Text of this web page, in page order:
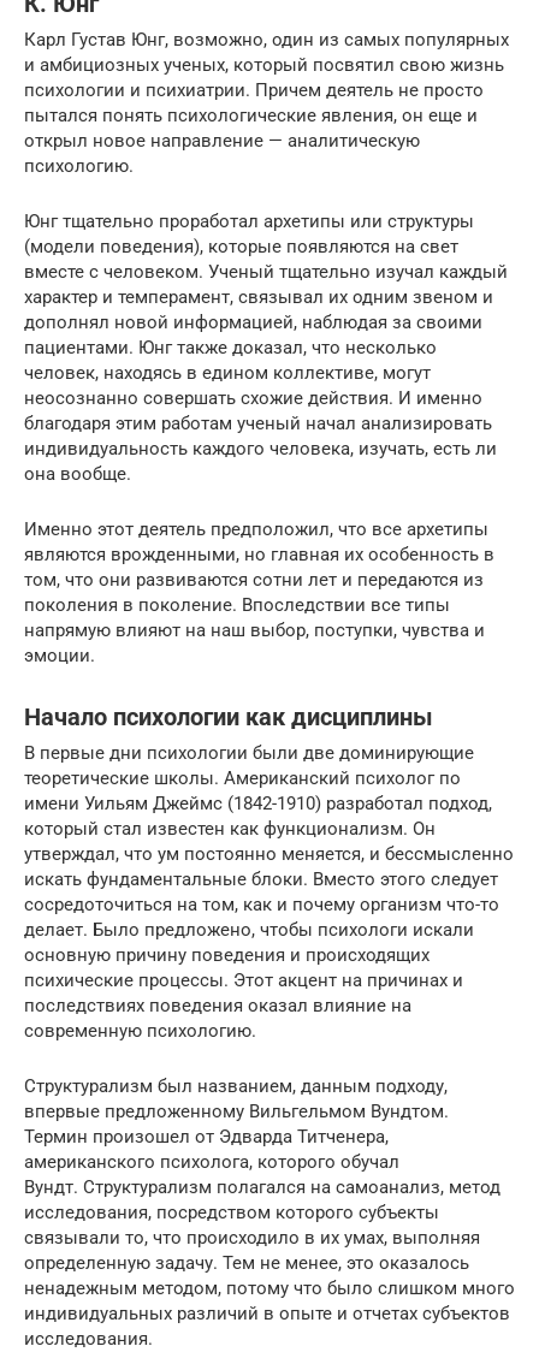
Карл Густав Юнг, возможно, один из самых популярных
и амбициозных ученых, который посвятил свою жизнь
психологии и психиатрии. Причем деятель не просто
пытался понять психологические явления, он еще и
открыл новое направление — аналитическую
психологию.
Юнг тщательно проработал архетипы или структуры
(модели поведения), которые появляются на свет
вместе с человеком. Ученый тщательно изучал каждый
характер и темперамент, связывал их одним звеном и
дополнял новой информацией, наблюдая за своими
пациентами. Юнг также доказал, что несколько
человек, находясь в едином коллективе, могут
неосознанно совершать схожие действия. И именно
благодаря этим работам ученый начал анализировать
индивидуальность каждого человека, изучать, есть ли
она вообще.
Именно этот деятель предположил, что все архетипы
являются врожденными, но главная их особенность в
том, что они развиваются сотни лет и передаются из
поколения в поколение. Впоследствии все типы
напрямую влияют на наш выбор, поступки, чувства и
эмоции.
Начало психологии как дисциплины
В первые дни психологии были две доминирующие
теоретические школы. Американский психолог по
имени Уильям Джеймс (1842-1910) разработал подход,
который стал известен как функционализм. Он
утверждал, что ум постоянно меняется, и бессмысленно
искать фундаментальные блоки. Вместо этого следует
сосредоточиться на том, как и почему организм что-то
делает. Было предложено, чтобы психологи искали
основную причину поведения и происходящих
психические процессы. Этот акцент на причинах и
последствиях поведения оказал влияние на
современную психологию.
Структурализм был названием, данным подходу,
впервые предложенному Вильгельмом Вундтом.
Термин произошел от Эдварда Титченера,
американского психолога, которого обучал
Вундт. Структурализм полагался на самоанализ, метод
исследования, посредством которого субъекты
связывали то, что происходило в их умах, выполняя
определенную задачу. Тем не менее, это оказалось
ненадежным методом, потому что было слишком много
индивидуальных различий в опыте и отчетах субъектов
исследования.